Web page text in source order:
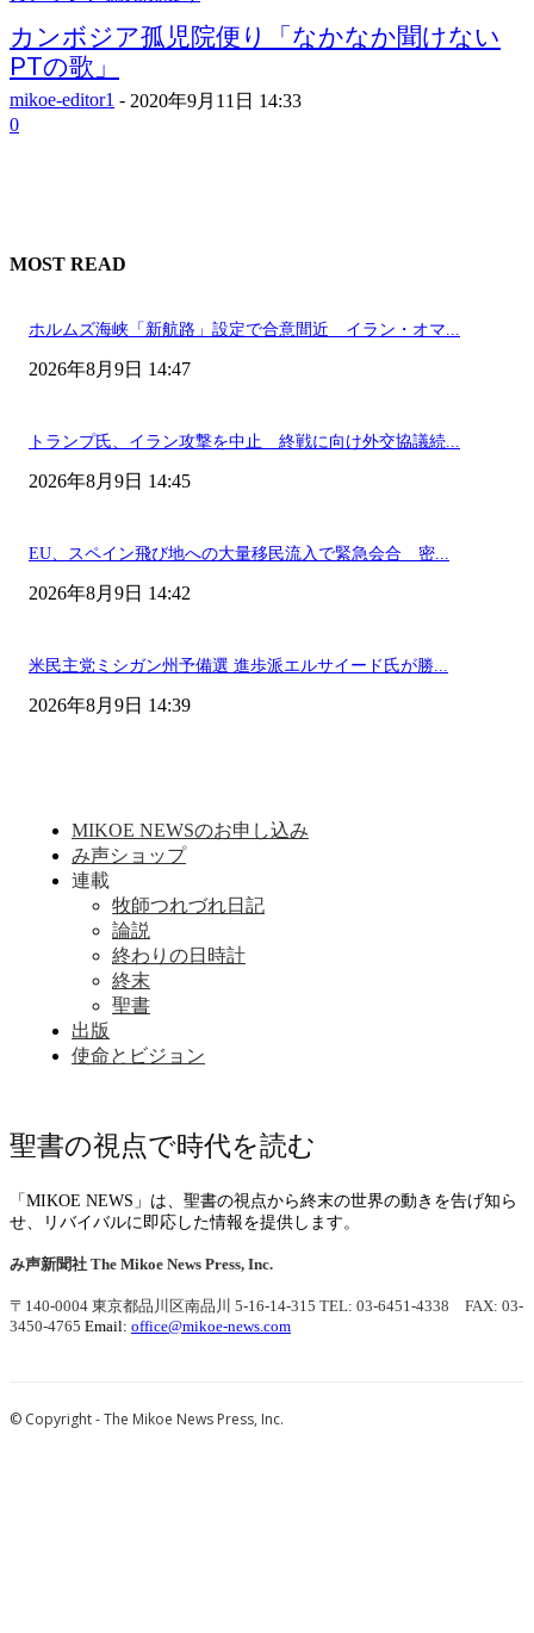
カンボジア孤児院便り「なかなか聞けない
PTの歌」
mikoe-editor1 - 2020年9月11日 14:33
0
MOST READ
ホルムズ海峡「新航路」設定で合意間近 イラン・オマ...
2026年8月9日 14:47
トランプ氏、イラン攻撃を中止 終戦に向け外交協議続...
2026年8月9日 14:45
EU、スペイン飛び地への大量移民流入で緊急会合 密...
2026年8月9日 14:42
米民主党ミシガン州予備選 進歩派エルサイード氏が勝...
2026年8月9日 14:39
MIKOE NEWSのお申し込み
み声ショップ
連載
牧師つれづれ日記
論説
終わりの日時計
終末
聖書
出版
使命とビジョン
聖書の視点で時代を読む
「MIKOE NEWS」は、聖書の視点から終末の世界の動きを告げ知ら
せ、リバイバルに即応した情報を提供します。
み声新聞社 The Mikoe News Press, Inc.
〒140-0004 東京都品川区南品川 5-16-14-315 TEL: 03-6451-4338 FAX: 03-
3450-4765 Email: office@mikoe-news.com
© Copyright - The Mikoe News Press, Inc.